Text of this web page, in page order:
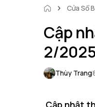
Cửa Sổ
Cập
2/
Thùy Trang
Cập nhật